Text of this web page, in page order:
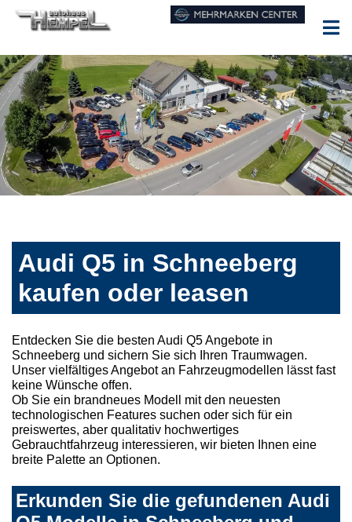
Audi Q5 in Schneeberg
kaufen oder leasen
Entdecken Sie die besten Audi Q5 Angebote in
Schneeberg und sichern Sie sich Ihren Traumwagen.
Unser vielfältiges Angebot an Fahrzeugmodellen lässt fast
keine Wünsche offen.
Ob Sie ein brandneues Modell mit den neuesten
technologischen Features suchen oder sich für ein
preiswertes, aber qualitativ hochwertiges
Gebrauchtfahrzeug interessieren, wir bieten Ihnen eine
breite Palette an Optionen.
Erkunden Sie die gefundenen Audi